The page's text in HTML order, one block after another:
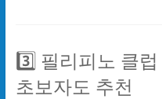
3️⃣ 필리피노 클
초보자도 추천